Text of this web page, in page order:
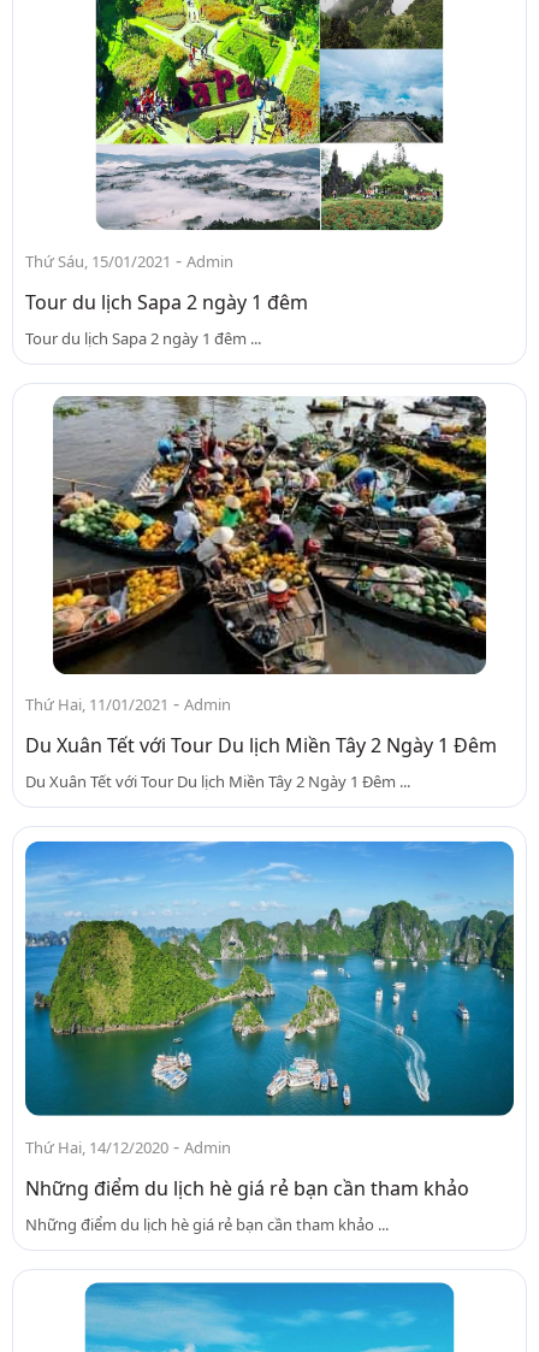
Thứ Sáu, 15/01/2021 - Admin
Tour du lịch Sapa 2 ngày 1 đêm
Tour du lịch Sapa 2 ngày 1 đêm ...
Thứ Hai, 11/01/2021 - Admin
Du Xuân Tết với Tour Du lịch Miền Tây 2 Ngày 1 Đêm
Du Xuân Tết với Tour Du lịch Miền Tây 2 Ngày 1 Đêm ...
Thứ Hai, 14/12/2020 - Admin
Những điểm du lịch hè giá rẻ bạn cần tham khảo
Những điểm du lịch hè giá rẻ bạn cần tham khảo ...